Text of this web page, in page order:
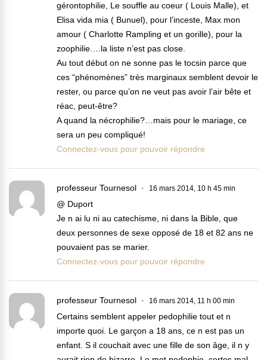
gérontophilie, Le souffle au coeur ( Louis Malle), et
Elisa vida mia ( Bunuel), pour l’inceste, Max mon
amour ( Charlotte Rampling et un gorille), pour la
zoophilie….la liste n’est pas close.
Au tout début on ne sonne pas le tocsin parce que
ces “phénomènes” très marginaux semblent devoir le
rester, ou parce qu’on ne veut pas avoir l’air bête et
réac, peut-être?
A quand la nécrophilie?…mais pour le mariage, ce
sera un peu compliqué!
Connectez-vous pour pouvoir répondre
professeur Tournesol 16 mars 2014, 10 h 45 min
@ Duport
Je n ai lu ni au catechisme, ni dans la Bible, que
deux personnes de sexe opposé de 18 et 82 ans ne
pouvaient pas se marier.
Connectez-vous pour pouvoir répondre
professeur Tournesol 16 mars 2014, 11 h 00 min
Certains semblent appeler pedophilie tout et n
importe quoi. Le garçon a 18 ans, ce n est pas un
enfant. S il couchait avec une fille de son âge, il n y